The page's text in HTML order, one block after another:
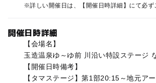
詳しい開催日は、【開催日時詳細】にて必ず
開催日時詳細
【会場名】
玉造温泉ゆ～ゆ前 川沿い特設ステージ
【開催日時備考】
【タマステージ】第1部20:15～地元ア